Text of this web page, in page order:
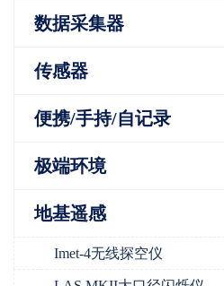
数据采集器
传感器
便携/手持/自记录
极端环境
地基遥感
Imet-4无线探空仪